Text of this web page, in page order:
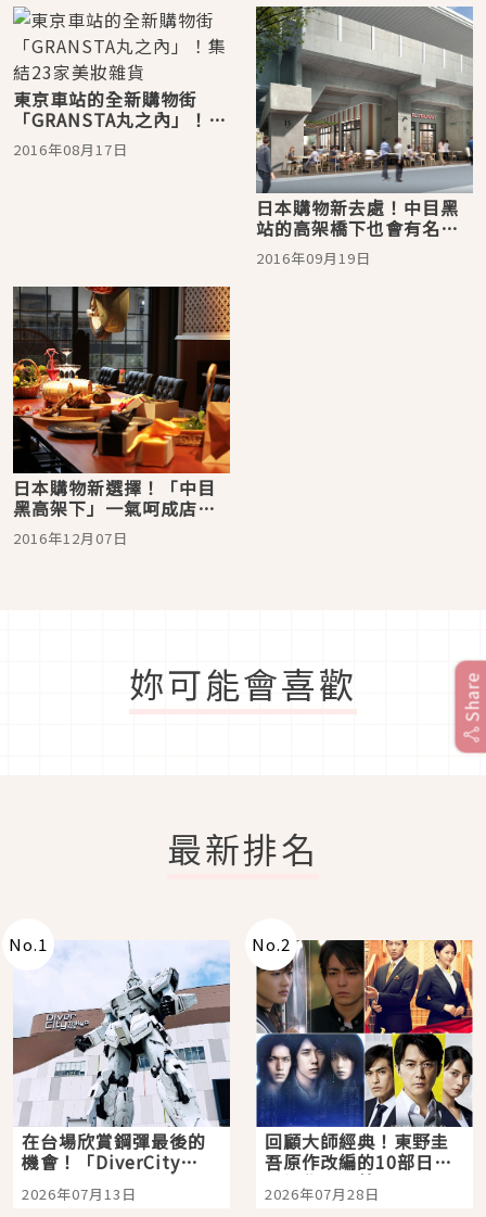
東京車站的全新購物街
「GRANSTA丸之內」！集
結23家美妝雜貨
2016年08月17日
日本購物新去處！中目黑
站的高架橋下也會有名店
進駐！
2016年09月19日
日本購物新選擇！「中目
黑高架下」一氣呵成店舖
介紹！
2016年12月07日
妳可能會喜歡
最新排名
No.1
在台場欣賞鋼彈最後的
機會！「DiverCity
Tokyo Plaza」搭船、
購物、美食及夜景，一
2026年07月13日
No.2
回顧大師經典！東野圭
吾原作改編的10部日本
影視作品推薦
2026年07月28日
Share